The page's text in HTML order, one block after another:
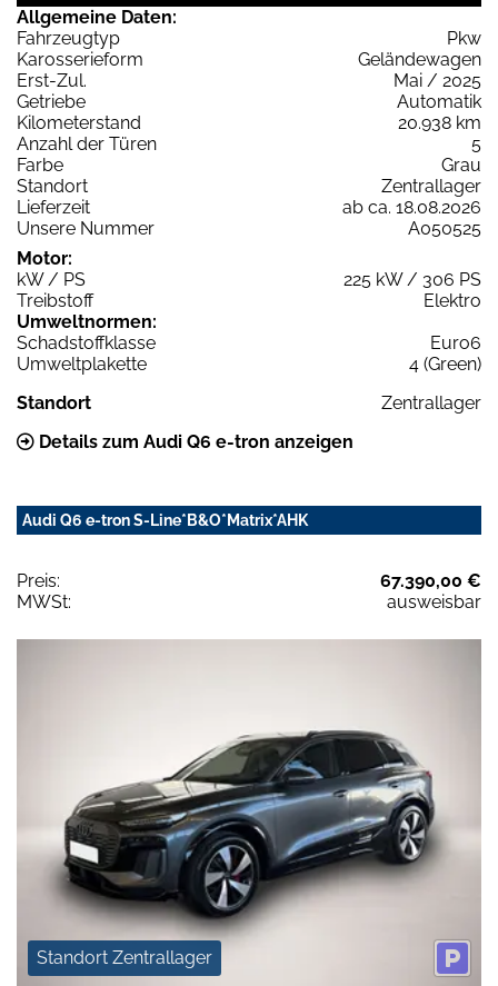
Allgemeine Daten:
Fahrzeugtyp
Pkw
Karosserieform
Geländewagen
Erst-Zul.
Mai / 2025
Getriebe
Automatik
Kilometerstand
20.938 km
Anzahl der Türen
5
Farbe
Grau
Standort
Zentrallager
Lieferzeit
ab ca. 18.08.2026
Unsere Nummer
A050525
Motor:
kW / PS
225 kW / 306 PS
Treibstoff
Elektro
Umweltnormen:
Schadstoffklasse
Euro6
Umweltplakette
4 (Green)
Standort
Zentrallager
Details zum Audi Q6 e-tron anzeigen
Audi Q6 e-tron S-Line*B&O*Matrix*AHK
Preis:
67.390,00 €
MWSt:
ausweisbar
Standort Zentrallager